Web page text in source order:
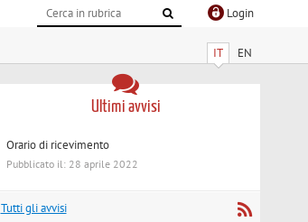
Login
IT EN
Ultimi avvisi
Orario di ricevimento
Pubblicato il: 28 aprile 2022
Tutti gli avvisi